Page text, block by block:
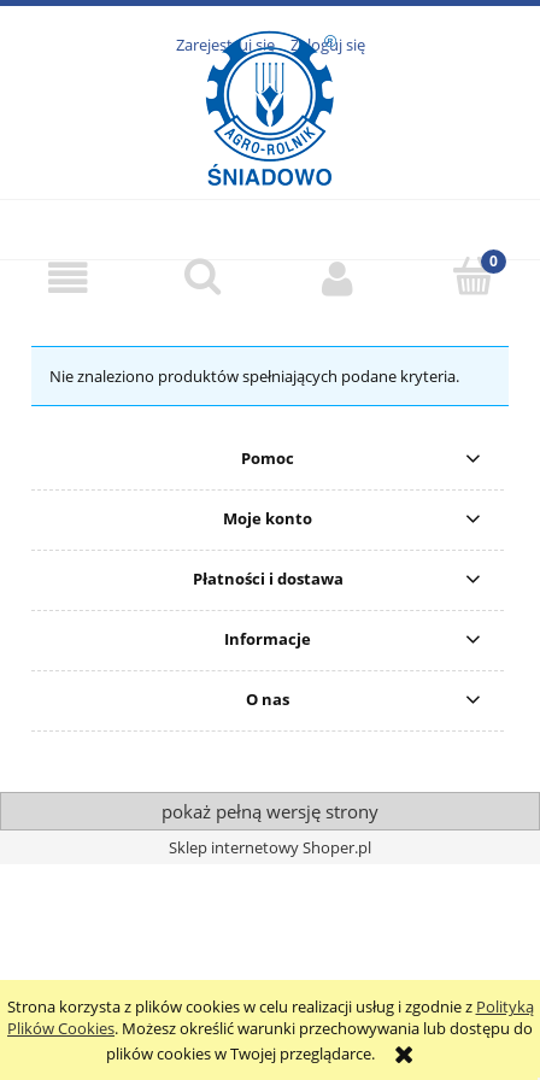
Strona korzysta z plików cookies w celu realizacji usług i zgodnie z Polityką
Plików Cookies. Możesz określić warunki przechowywania lub dostępu do
plików cookies w Twojej przeglądarce.
Zarejestruj się Zaloguj się
Nie znaleziono produktów spełniających podane kryteria.
Pomoc
Moje konto
Płatności i dostawa
Informacje
O nas
pokaż pełną wersję strony
Sklep internetowy Shoper.pl